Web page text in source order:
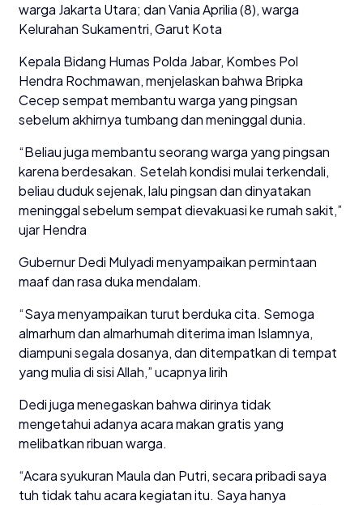
warga Jakarta Utara; dan Vania Aprilia (8), warga
Kelurahan Sukamentri, Garut Kota
Kepala Bidang Humas Polda Jabar, Kombes Pol
Hendra Rochmawan, menjelaskan bahwa Bripka
Cecep sempat membantu warga yang pingsan
sebelum akhirnya tumbang dan meninggal dunia.
“Beliau juga membantu seorang warga yang pingsan
karena berdesakan. Setelah kondisi mulai terkendali,
beliau duduk sejenak, lalu pingsan dan dinyatakan
meninggal sebelum sempat dievakuasi ke rumah sakit,”
ujar Hendra
Gubernur Dedi Mulyadi menyampaikan permintaan
maaf dan rasa duka mendalam.
“Saya menyampaikan turut berduka cita. Semoga
almarhum dan almarhumah diterima iman Islamnya,
diampuni segala dosanya, dan ditempatkan di tempat
yang mulia di sisi Allah,” ucapnya lirih
Dedi juga menegaskan bahwa dirinya tidak
mengetahui adanya acara makan gratis yang
melibatkan ribuan warga.
“Acara syukuran Maula dan Putri, secara pribadi saya
tuh tidak tahu acara kegiatan itu. Saya hanya